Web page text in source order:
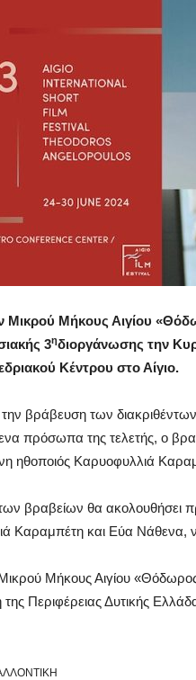
Μικρού Μήκους Αιγίου
3ηδιοργάνωσης την
Κέντρου στο Αίγιο.
βράβευση των διακριθέντων
πρόσωπα της τελετής, ο
ηθοποιός Καρυοφυλλιά
βραβείων θα ακολουθήσει
Καραμπέτη και Εύα Νάθενα,
Μικρού Μήκους Αιγίου
της Περιφέρειας Δυτικής